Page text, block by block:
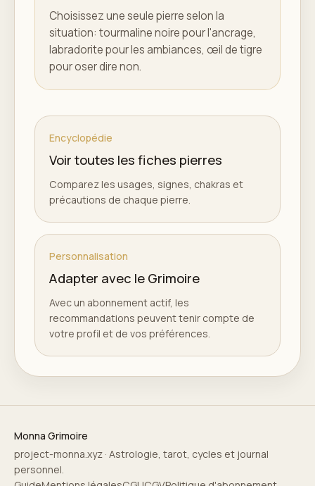
Choisissez une seule pierre selon la
situation: tourmaline noire pour l'ancrage,
labradorite pour les ambiances, œil de tigre
pour oser dire non.
Encyclopédie
Voir toutes les fiches pierres
Comparez les usages, signes, chakras et
précautions de chaque pierre.
Personnalisation
Adapter avec le Grimoire
Avec un abonnement actif, les
recommandations peuvent tenir compte de
votre profil et de vos préférences.
Monna Grimoire
project-monna.xyz · Astrologie, tarot, cycles et journal
personnel.